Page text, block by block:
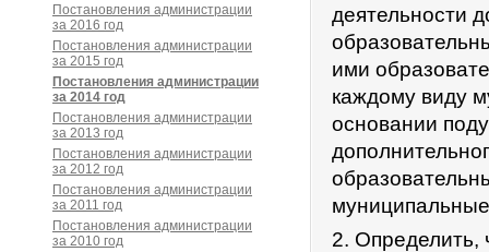
деятельности
ими
каждому виду
основании
2. Определить,
Постановления администрации
за 2016 год
Постановления администрации
за 2015 год
Постановления администрации
за 2014 год
Постановления администрации
за 2013 год
Постановления администрации
за 2012 год
Постановления администрации
за 2011 год
Постановления администрации
за 2010 год